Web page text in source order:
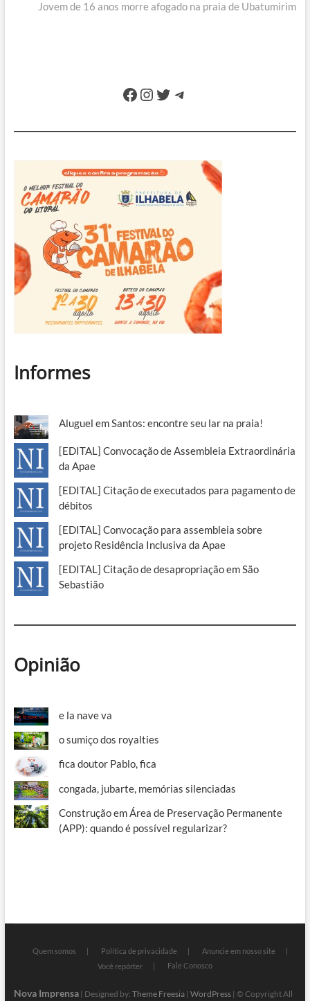
post:
Jovem de 16 anos morre afogado na praia de Ubatumirim
Facebook
Instagram
Twitter
Telegram
Informes
Aluguel em Santos: encontre seu lar na praia!
[EDITAL] Convocação de Assembleia Extraordinária
da Apae
[EDITAL] Citação de executados para pagamento de
débitos
[EDITAL] Convocação para assembleia sobre
projeto Residência Inclusiva da Apae
[EDITAL] Citação de desapropriação em São
Sebastião
Opinião
e la nave va
o sumiço dos royalties
fica doutor Pablo, fica
congada, jubarte, memórias silenciadas
Construção em Área de Preservação Permanente
(APP): quando é possível regularizar?
Quem somos Política de privacidade
Anuncie em nosso site
Você repórter
Fale Conosco
Nova Imprensa| Designed by: Theme Freesia| WordPress| © Copyright All